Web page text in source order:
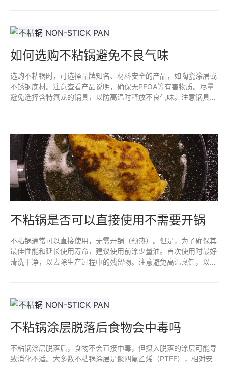
如何选购不粘锅避免不良气味
选购不粘锅时，可选择品牌知名、材料安全的产品，如陶瓷涂层或
不锈钢底材。注意查看产品说明，确保无PFOA等有害物质。尽量
避免选择含特氟龙的锅具，以防高温时释放不良气味。注意锅具的
不粘锅是否可以直接使用不需要开锅
不粘锅通常可以直接使用，无需开锅（预热）。但是，为了确保其
最佳性能和延长使用寿命，建议使用前涂少量油。首次使用时最好
清洗干净，以去除生产过程中的残留物。注意避免高温烹饪，以防
不粘锅涂层脱落后食物会中毒吗
不粘锅涂层脱落后，食物不会直接中毒，但摄入脱落的涂层可能导
致消化不适。大多数不粘锅涂层是聚四氟乙烯（PTFE），相对安